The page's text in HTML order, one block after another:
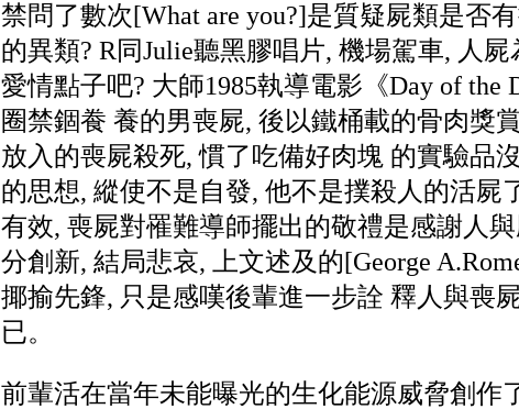
禁問了數次[What are you?]是質疑屍類是否
的異類? R同Julie聽黑膠唱片, 機場駕車, 人屍
愛情點子吧? 大師1985執導電影《Day of the
圈禁錮飬 養的男喪屍, 後以鐵桶載的骨肉獎
放入的喪屍殺死, 慣了吃備好肉塊 的實驗品
的思想, 縱使不是自發, 他不是撲殺人的活屍
有效, 喪屍對罹難導師擺出的敬禮是感謝人
分創新, 結局悲哀, 上文述及的[George
揶揄先鋒, 只是感嘆後輩進一步詮 釋人與喪
已。
前輩活在當年未能曝光的生化能源威脅創作